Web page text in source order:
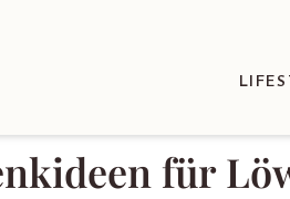
für